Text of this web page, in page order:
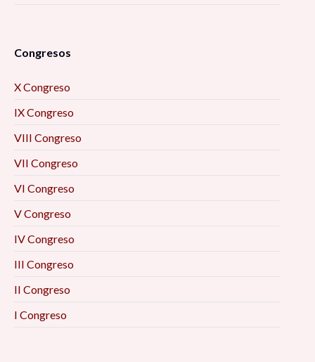
Congresos
X Congreso
IX Congreso
VIII Congreso
VII Congreso
VI Congreso
V Congreso
IV Congreso
III Congreso
II Congreso
I Congreso